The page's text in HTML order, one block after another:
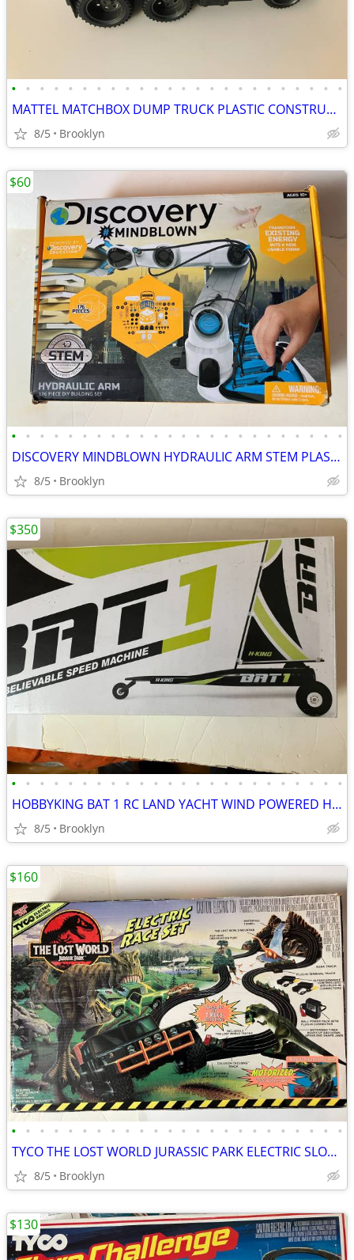
• • • • • • • • • • • • • • • • • • • • • • • •
MATTEL MATCHBOX DUMP TRUCK PLASTIC CONSTRUCTION VEHICLE KIDS J4769
8/5 Brooklyn
• • • • • • • • • • • • • • • • • • • • • • • •
DISCOVERY MINDBLOWN HYDRAULIC ARM STEM PLASTIC DIY BUILDING KIT SET
8/5 Brooklyn
$60
• • • • • • • • • • • • • • • • • • • • • • • •
HOBBYKING BAT 1 RC LAND YACHT WIND POWERED HIGH SPEED SAIL RACER FUN
8/5 Brooklyn
$350
• • • • • • • • • • • • • • • • • • • • • • • •
TYCO THE LOST WORLD JURASSIC PARK ELECTRIC SLOT CAR RACE SET VINTAGE
8/5 Brooklyn
$160
$130